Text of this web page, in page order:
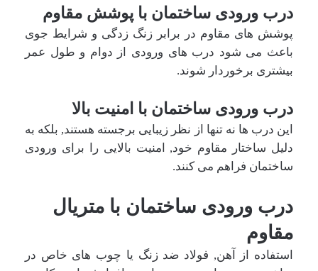
درب ورودی ساختمان با پوشش مقاوم
پوشش های مقاوم در برابر زنگ زدگی و شرایط جوی
باعث می شود درب های ورودی از دوام و طول عمر
بیشتری برخوردار شوند.
درب ورودی ساختمان با امنیت بالا
این درب ها نه تنها از نظر زیبایی برجسته هستند, بلکه به
دلیل ساختار مقاوم خود, امنیت بالایی را برای ورودی
ساختمان فراهم می کنند.
درب ورودی ساختمان با متریال
مقاوم
استفاده از آهن, فولاد ضد زنگ یا چوب های خاص در